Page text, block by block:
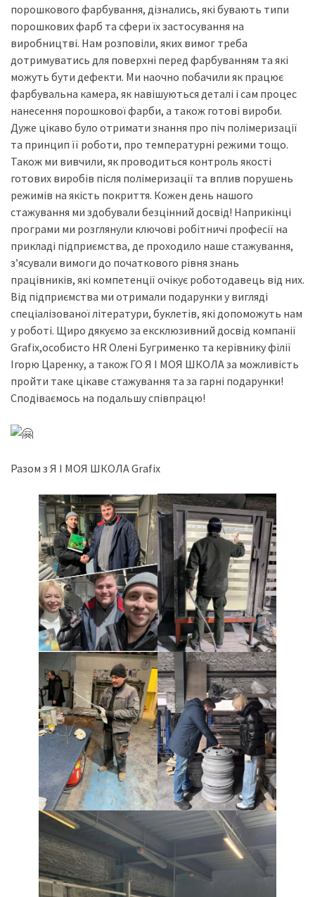
порошкового фарбування, дізнались, які бувають типи
порошкових фарб та сфери їх застосування на
виробництві. Нам розповіли, яких вимог треба
дотримуватись для поверхні перед фарбуванням та які
можуть бути дефекти. Ми наочно побачили як працює
фарбувальна камера, як навішуються деталі і сам процес
нанесення порошкової фарби, а також готові вироби.
Дуже цікаво було отримати знання про піч полімеризації
та принцип її роботи, про температурні режими тощо.
Також ми вивчили, як проводиться контроль якості
готових виробів після полімеризації та вплив порушень
режимів на якість покриття. Кожен день нашого
стажування ми здобували безцінний досвід! Наприкінці
програми ми розглянули ключові робітничі професії на
прикладі підприємства, де проходило наше стажування,
зʼясували вимоги до початкового рівня знань
працівників, які компетенції очікує роботодавець від них.
Від підприємства ми отримали подарунки у вигляді
спеціалізованої літератури, буклетів, які допоможуть нам
у роботі. Щиро дякуємо за ексклюзивний досвід компанії
Grafix,особисто HR Олені Бугрименко та керівнику філії
Ігорю Царенку, а також ГО Я І МОЯ ШКОЛА за можливість
пройти таке цікаве стажування та за гарні подарунки!
Сподіваємось на подальшу співпрацю!
Разом з Я І МОЯ ШКОЛА Grafix